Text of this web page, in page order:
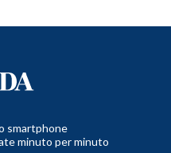
smartphone
minuto per minuto